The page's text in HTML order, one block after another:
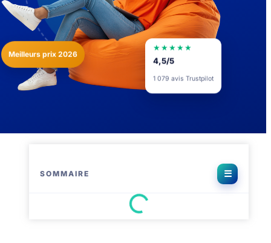
Meilleurs prix 2026
★★★★★
4,5/5
1 079 avis Trustpilot
SOMMAIRE